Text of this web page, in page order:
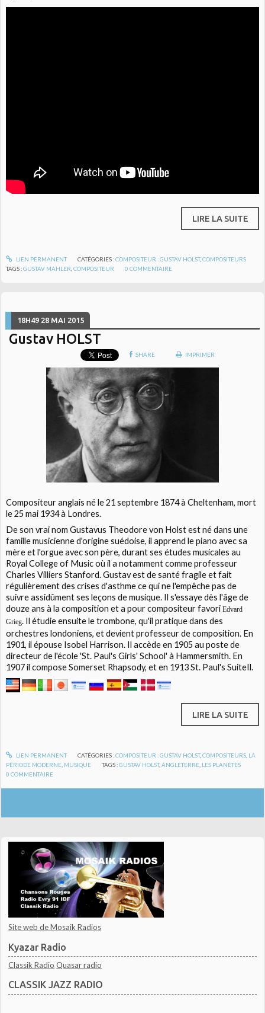
LIRE LA SUITE
LIEN PERMANENT CATÉGORIES :COMPOSITEUR : GUSTAV HOLST,COMPOSITEURS
TAGS :GUSTAV MAHLER ,COMPOSITEUR 0 COMMENTAIRE
18H49 28 MAI 2015
Gustav HOLST
SHARE IMPRIMER
Compositeur anglais né le 21 septembre 1874 à Cheltenham, mort
le 25 mai 1934 à Londres.
De son vrai nom Gustavus Theodore von Holst est né dans une
famille musicienne d'origine suédoise, il apprend le piano avec sa
mère et l'orgue avec son père, durant ses études musicales au
Royal College of Music où il a notamment comme professeur
Charles Villiers Stanford. Gustav est de santé fragile et fait
régulièrement des crises d'asthme ce qui ne l'empêche pas de
suivre assidûment ses leçons de musique. Il s'essaye dès l'âge de
douze ans à la composition et a pour compositeur favoriEdvard
Grieg. Il étudie ensuite le trombone, qu'il pratique dans des
orchestres londoniens, et devient professeur de composition. En
1901, il épouse Isobel Harrison. Il accède en 1905 au poste de
directeur de l'école 'St. Paul's Girls' School' à Hammersmith. En
1907 il compose Somerset Rhapsody, et en 1913 St. Paul's SuiteIl.
LIRE LA SUITE
LIEN PERMANENT CATÉGORIES :COMPOSITEUR : GUSTAV HOLST,COMPOSITEURS, LA
PÉRIODE MODERNE MUSIQUE TAGS :GUSTAV HOLST,ANGLETERRE LES PLANÈTES
0 COMMENTAIRE
Site web de Mosaik Radios
Kyazar Radio
Classik Radio Quasar radio
CLASSIK JAZZ RADIO